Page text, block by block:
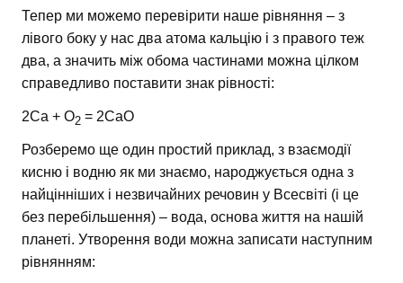
Тепер ми можемо перевірити наше рівняння – з
лівого боку у нас два атома кальцію і з правого теж
два, а значить між обома частинами можна цілком
справедливо поставити знак рівності:
2Ca + O2 = 2CaO
Розберемо ще один простий приклад, з взаємодії
кисню і водню як ми знаємо, народжується одна з
найцінніших і незвичайних речовин у Всесвіті (і це
без перебільшення) – вода, основа життя на нашій
планеті. Утворення води можна записати наступним
рівнянням: